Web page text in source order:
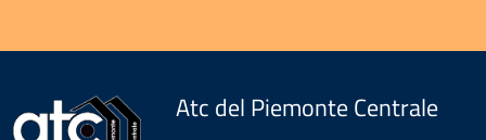
Atc del Piemonte Centrale